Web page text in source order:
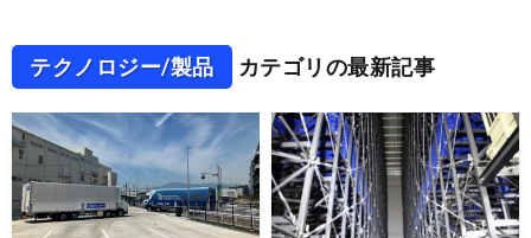
テクノロジー/製品 カテゴリの最新記事